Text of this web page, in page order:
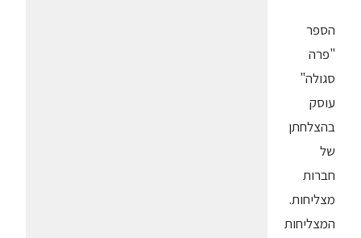
הספר
"פרה
סגולה"
עוסק
בהצלחתן
של
חברות
מצליחות.
המצליחות